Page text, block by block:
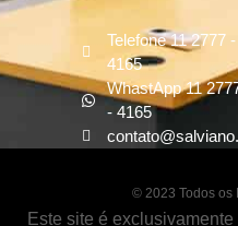
Telefone 11 2777 -
4165
WhastApp 11
- 4165
© 2023 Todos os
Este site é